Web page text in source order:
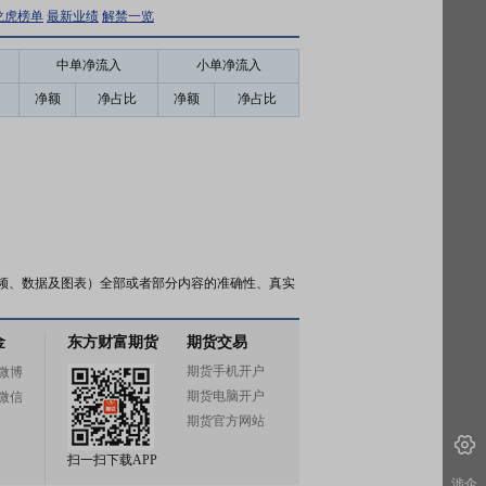
虎榜单 最新业绩 解禁一览
中单净流入 小单净流入
净额 净占比 净额 净占比
数据及图表）全部或者部分内容的准确性、真实
博
信
东方财富期货
扫一扫下载APP
期货交易
期货手机开户
期货电脑开户
期货官方网站